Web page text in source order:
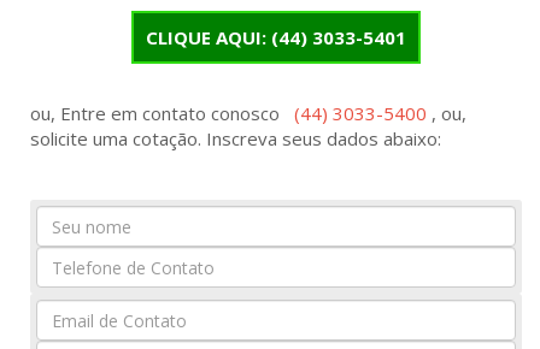
CLIQUE AQUI: (44) 3033-5401
ou, Entre em contato conosco (44) 3033-5400 , ou,
solicite uma cotação. Inscreva seus dados abaixo:
Seu
Nome
Seu
Email